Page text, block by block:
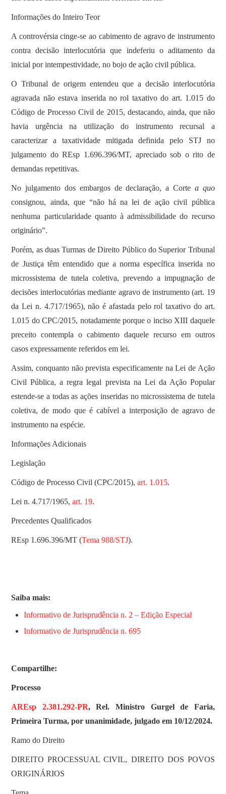
Informações do Inteiro Teor
A controvérsia cinge-se ao cabimento de agravo de instrumento
contra decisão interlocutória que indeferiu o aditamento da
inicial por intempestividade, no bojo de ação civil pública.
O Tribunal de origem entendeu que a decisão interlocutória
agravada não estava inserida no rol taxativo do art. 1.015 do
Código de Processo Civil de 2015, destacando, ainda, que não
havia urgência na utilização do instrumento recursal a
caracterizar a taxatividade mitigada definida pelo STJ no
julgamento do REsp 1.696.396/MT, apreciado sob o rito de
demandas repetitivas.
No julgamento dos embargos de declaração, a Corte a quo
consignou, ainda, que “não há na lei de ação civil pública
nenhuma particularidade quanto à admissibilidade do recurso
originário”.
Porém, as duas Turmas de Direito Público do Superior Tribunal
de Justiça têm entendido que a norma específica inserida no
microssistema de tutela coletiva, prevendo a impugnação de
decisões interlocutórias mediante agravo de instrumento (art. 19
da Lei n. 4.717/1965), não é afastada pelo rol taxativo do art.
1.015 do CPC/2015, notadamente porque o inciso XIII daquele
preceito contempla o cabimento daquele recurso em outros
casos expressamente referidos em lei.
Assim, conquanto não prevista especificamente na Lei de Ação
Civil Pública, a regra legal prevista na Lei da Ação Popular
estende-se a todas as ações inseridas no microssistema de tutela
coletiva, de modo que é cabível a interposição de agravo de
instrumento na espécie.
Informações Adicionais
Legislação
Código de Processo Civil (CPC/2015),art. 1.015.
Lei n. 4.717/1965,art. 19.
Precedentes Qualificados
REsp 1.696.396/MT (Tema 988/STJ).
Saiba mais:
Informativo de Jurisprudência n. 2 – Edição Especial
Informativo de Jurisprudência n. 695
Compartilhe:
Processo
AREsp 2.381.292-PR, Rel. Ministro Gurgel de Faria,
Primeira Turma, por unanimidade, julgado em 10/12/2024.
Ramo do Direito
DIREITO PROCESSUAL CIVIL, DIREITO DOS POVOS
ORIGINÁRIOS